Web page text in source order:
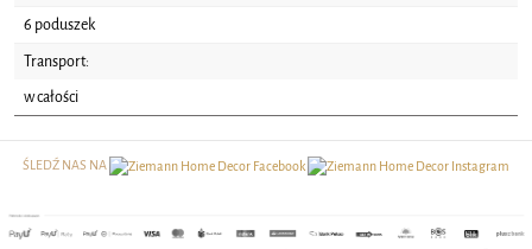
6 poduszek
Transport:
w całości
ŚLEDŹ NAS NA